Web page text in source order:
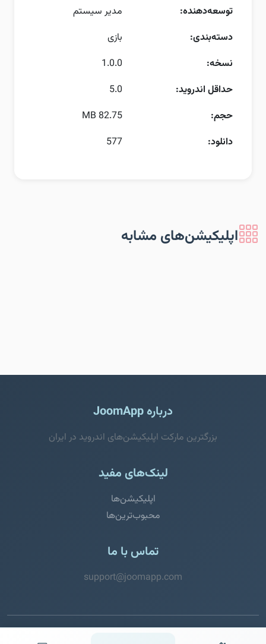
توسعه‌دهنده:
مدیر سیستم
دسته‌بندی:
بازی
نسخه:
1.0.0
حداقل اندروید:
5.0
حجم:
82.75 MB
دانلود:
577
اپلیکیشن‌های مشابه
درباره JoomApp
بزرگترین مارکت اپلیکیشن‌های اندروید در ایران
لینک‌های مفید
اپلیکیشن‌ها
محبوب‌ترین‌ها
تماس با ما
support@joomapp.com
© 2026 JoomApp. تمامی حقوق محفوظ است.